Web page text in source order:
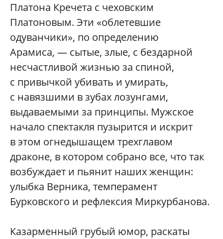
Платона Кречета с чеховским
Платоновым. Эти «облетевшие
одуванчики», по определению
Арамиса, — сытые, злые, с бездарной
несчастливой жизнью за спиной,
с привычкой убивать и умирать,
с навязшими в зубах лозунгами,
выдаваемыми за принципы. Мужское
начало спектакля пузырится и искрит
в этом огнедышащем трехглавом
драконе, в котором собрано все, что так
возбуждает и пьянит наших женщин:
улыбка Верника, темперамент
Бурковского и рефлексия Миркурбанова.
Казарменный грубый юмор, раскаты